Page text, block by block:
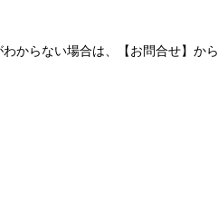
からない場合は、【お問合せ】から